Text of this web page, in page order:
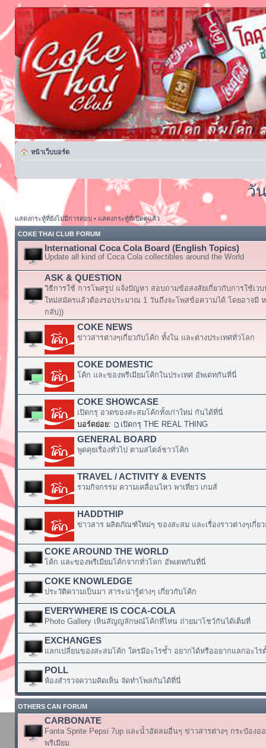
หน้าเว็บบอร์ด
วั
แสดงกระทู้ที่ยังไม่มีการตอบ• แสดงกระทู้ที่เปิดดูแล้ว
COKE THAI CLUB FORUM
International Coca Cola Board (English Topics)
Update all kind of Coca Cola collectibles around the World
ASK & QUESTION
วิธีการใช้ การโพสรูป แจ้งปัญหา สอบถามข้อสงสัยเกี่ยวกับการใช้เว
ใหม่สมัครแล้วต้องรอประมาณ 1 วันถึงจะโพสข้อความได้ โดยอาจมี
กลับ))
COKE NEWS
ข่าวสารต่างๆเกี่ยวกับโค้ก ทั้งใน และต่างประเทศทั่วโลก
COKE DOMESTIC
โค้ก และของพรีเมียมโค้กในประเทศ อัพเดทกันที่นี่
COKE SHOWCASE
เปิดกรุ อวดของสะสมโค้กทั้งเก่าใหม่ กันได้ที่นี่
บอร์ดย่อย:
เปิดกรุ THE REAL THING
GENERAL BOARD
พูดคุยเรื่องทั่วไป ตามสไตล์ชาวโค้ก
TRAVEL / ACTIVITY & EVENTS
รวมกิจกรรม ความเคลื่อนไหว พาเที่ยว เกมส์
HADDTHIP
ข่าวสาร ผลิตภัณฑ์ใหม่ๆ ของสะสม และเรื่องราวต่างๆเกี่ย
COKE AROUND THE WORLD
โค้ก และของพรีเมียมโค้กจากทั่วโลก อัพเดทกันที่นี่
COKE KNOWLEDGE
ประวัติความเป็นมา สาระน่ารู้ต่างๆ เกี่ยวกับโค้ก
EVERYWHERE IS COCA-COLA
Photo Gallery เห็นสัญญลักษณ์โค้กที่ไหน ถ่ายมาโชว์กันได้เต็มที่
EXCHANGES
แลกเปลี่ยนของสะสมโค้ก ใครมีอะไรซ้ำ อยากได้หรืออยากแลกอะไร
POLL
ห้องสำรวจความคิดเห็น จัดทำโพลกันได้ที่นี่
OTHERS CAN FORUM
CARBONATE
Fanta Sprite Pepsi 7up และน้ำอัดลมอื่นๆ ข่าวสารต่างๆ กระป๋องอ
พรีเมียม